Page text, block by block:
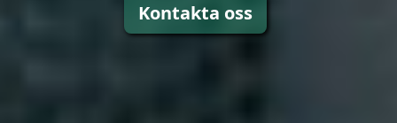
Kontakta oss